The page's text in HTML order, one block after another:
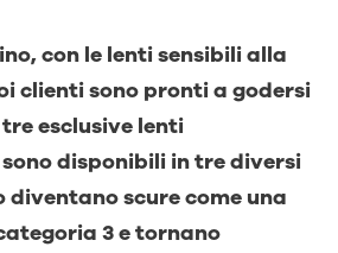
con le lenti sensibili alla
clienti sono pronti a godersi
esclusive lenti
disponibili in tre diversi
scure come una
3 e tornano